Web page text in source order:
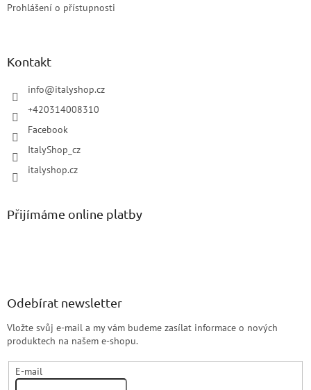
Prohlášení o přístupnosti
Kontakt
info@italyshop.cz
+420314008310
Facebook
ItalyShop_cz
italyshop.cz
Přijímáme online platby
Odebírat newsletter
Vložte svůj e-mail a my vám budeme zasílat informace o nových
produktech na našem e-shopu.
E-mail